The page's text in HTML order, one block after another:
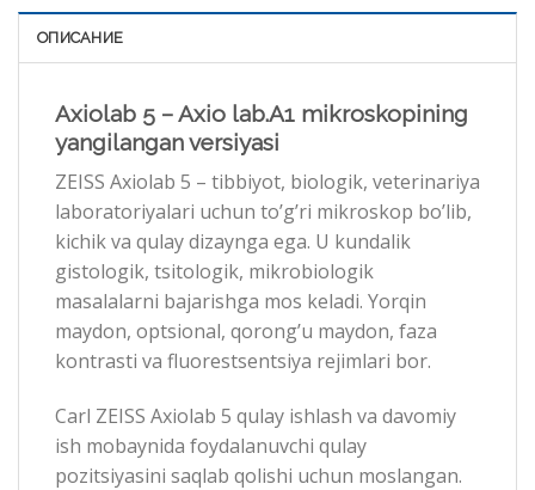
ОПИСАНИЕ
Axiolab 5 – Axio lab.A1 mikroskopining
yangilangan versiyasi
ZEISS Axiolab 5 – tibbiyot, biologik, veterinariya
laboratoriyalari uchun to’g’ri mikroskop bo’lib,
kichik va qulay dizaynga ega. U kundalik
gistologik, tsitologik, mikrobiologik
masalalarni bajarishga mos keladi. Yorqin
maydon, optsional, qorong’u maydon, faza
kontrasti va fluorestsentsiya rejimlari bor.
Carl ZEISS Axiolab 5 qulay ishlash va davomiy
ish mobaynida foydalanuvchi qulay
pozitsiyasini saqlab qolishi uchun moslangan.